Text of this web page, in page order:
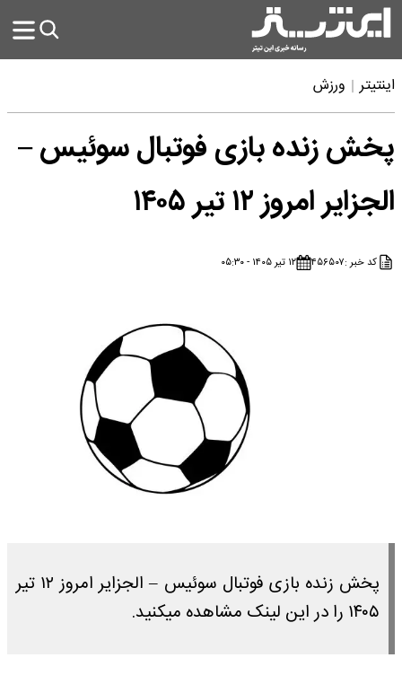
اینتیتر ورزش
پخش زنده بازی فوتبال سوئیس –
الجزایر امروز ۱۲ تیر ۱۴۰۵
کد خبر :۴۵۶۵۰۷ ۱۲ تیر ۱۴۰۵ - ۰۵:۳۰
پخش زنده بازی فوتبال سوئیس – الجزایر امروز ۱۲ تیر
۱۴۰۵ را در این لینک مشاهده میکنید.